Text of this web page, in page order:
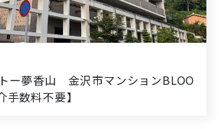
ー夢香山 金沢市マンションBLOO
数料不要】